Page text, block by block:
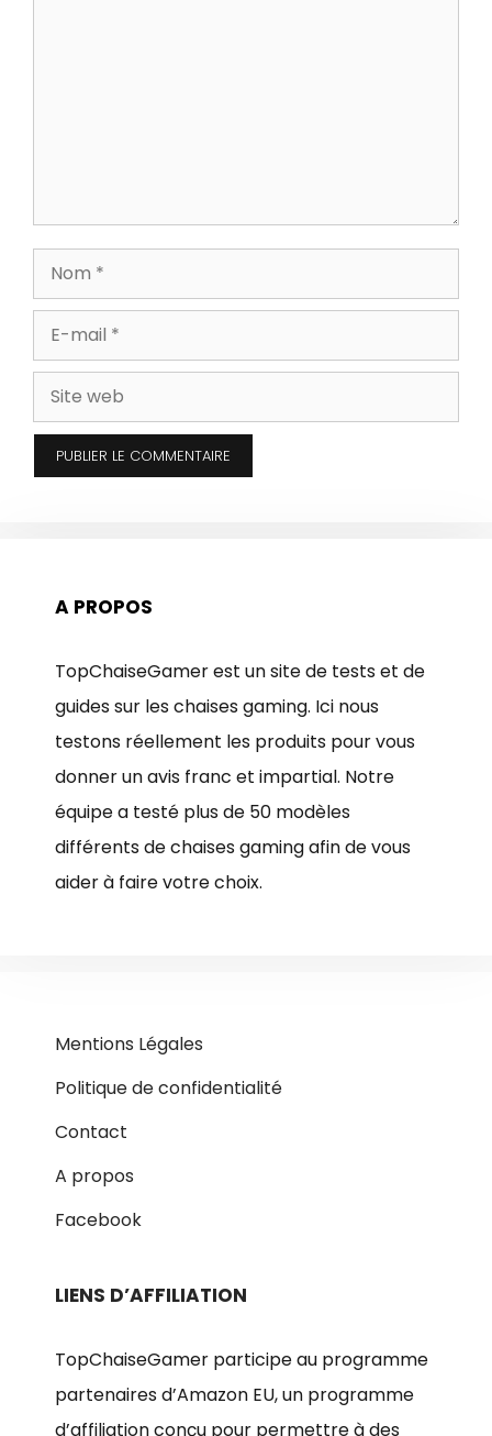
Nom
mail
Site
web
A PROPOS
TopChaiseGamer est un site de tests et de
guides sur les chaises gaming. Ici nous
testons réellement les produits pour vous
donner un avis franc et impartial. Notre
équipe a testé plus de 50 modèles
différents de chaises gaming afin de vous
aider à faire votre choix.
Mentions Légales
Politique de confidentialité
Contact
A propos
Facebook
LIENS D’AFFILIATION
TopChaiseGamer participe au programme
partenaires d’Amazon EU, un programme
d’affiliation conçu pour permettre à des